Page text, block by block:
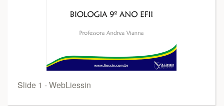
Slide 1 - WebLiessin